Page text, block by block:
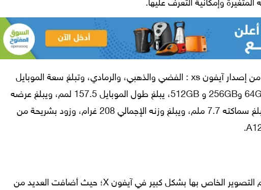
المتغيرة وإمكانية التعرف عليها.
وفرت أبل ثلاثة ألوان من إصدار آيفون xs : الفضي والذهبي، والرمادي، وتبلغ سعة الموبايل
وفق ثلاثة أصناف: 64GB و256GB و 512GB، يبلغ طول الموبايل 157.5 لمم، ويبلغ عرضه
77.4 ملم، في حين تبلغ سماكته 7.7 ملم، ويبلغ وزنه الإجمالي 208 غرام، وزود بشريحة من
طورت شركة أبل نظام التصوير الخاص بها بشكل كبير في آيفون X؛ حيث أضافت العديد من